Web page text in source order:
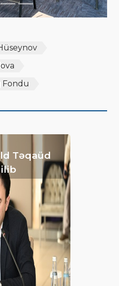
Fondu
Təqaüd